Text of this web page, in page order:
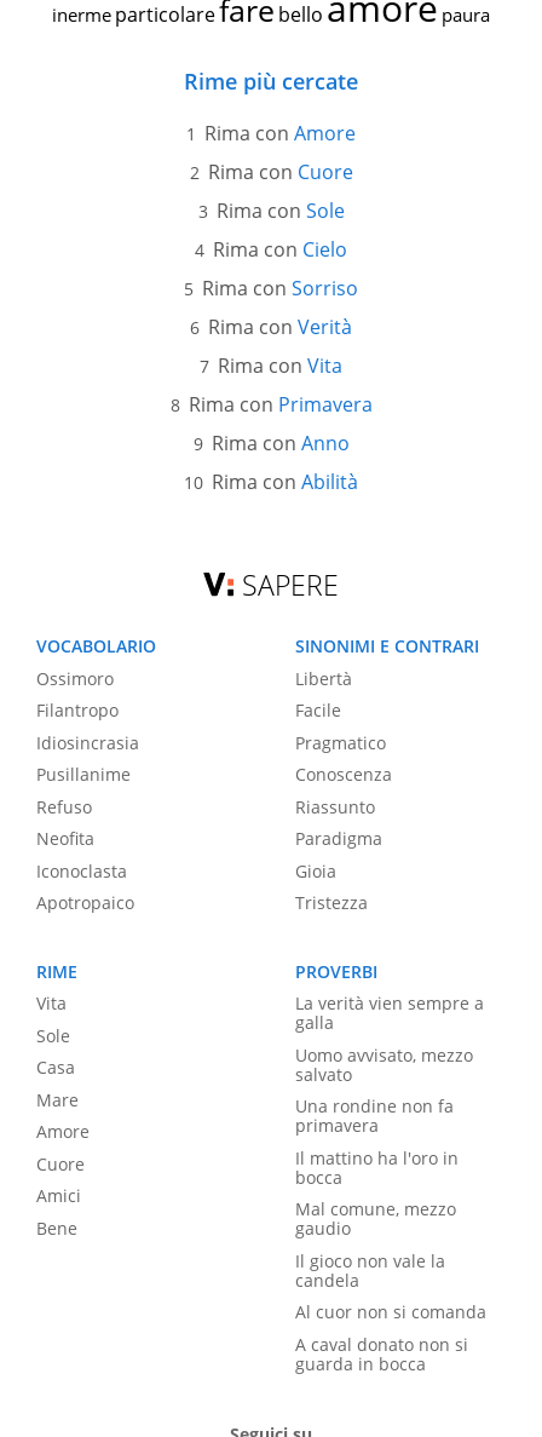
inerme particolarefare bello paura
Rime più cercate
Rima con Amore
Rima con Cuore
Rima con Sole
Rima con Cielo
Rima con Sorriso
Rima con Verità
Rima con Vita
Rima con Primavera
Rima con Anno
Rima con Abilità
SAPERE
VOCABOLARIO
Ossimoro
Filantropo
Idiosincrasia
Pusillanime
Refuso
Neofita
Iconoclasta
Apotropaico
SINONIMI E CONTRARI
Libertà
Facile
Pragmatico
Conoscenza
Riassunto
Paradigma
Gioia
Tristezza
RIME
Vita
Sole
Casa
Mare
Amore
Cuore
Amici
Bene
PROVERBI
La verità vien sempre a
galla
Uomo avvisato, mezzo
salvato
Una rondine non fa
primavera
Il mattino ha l'oro in
bocca
Mal comune, mezzo
gaudio
Il gioco non vale la
candela
Al cuor non si comanda
A caval donato non si
guarda in bocca